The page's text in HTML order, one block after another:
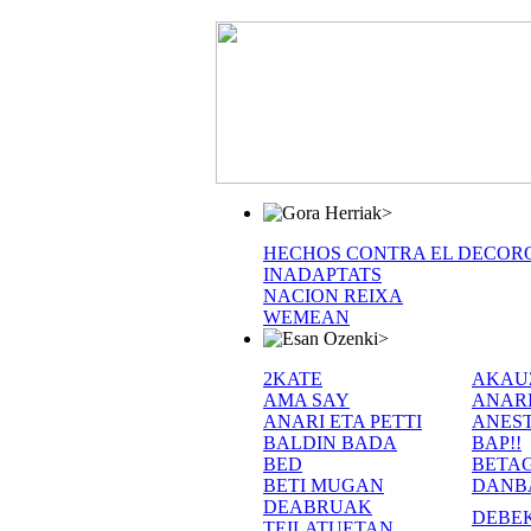
>
HECHOS CONTRA EL
INADAPTATS
NACION REIXA
WEMEAN
>
2KATE
AMA SAY
ANARI ETA PETTI
BALDIN BADA
BAP!!
BED
BETI MUGAN
DEABRUAK